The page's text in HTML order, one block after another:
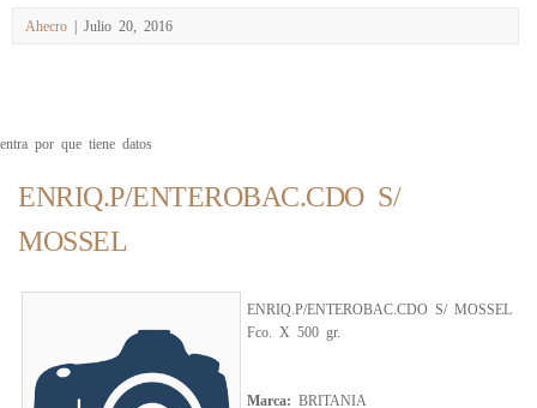
Ahecro | Julio 20, 2016
entra por que tiene datos
ENRIQ.P/ENTEROBAC.CDO S/
MOSSEL
ENRIQ.P/ENTEROBAC.CDO S/ MOSSEL
Fco. X 500 gr.
Marca: BRITANIA